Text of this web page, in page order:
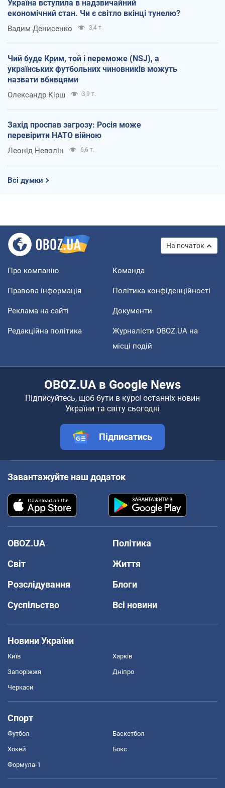
Україна вступила в надзвичайний
економічний стан. Чи є світло вкінці тунелю?
Вадим Денисенко 3,4 т.
Чий буде Крим, той і переможе (NSJ), а
українських футбольних чиновників можуть
назвати вбивцями
Олександр Кірш 3,9 т.
Захід проспав загрозу: Росія може
перевірити НАТО війною
Леонід Невзлін 6,6 т.
Всі думки
На початок
Про компанію Команда
Правова інформація Політика конфіденційності
Реклама на сайті Документи
Редакційна політика
Журналісти OBOZ.UA на
місці подій
OBOZ.UA в Google News
Підписуйтесь, щоб бути в курсі останніх новин
України та світу сьогодні
Підписатись
Завантажуйте наш додаток
OBOZ.UA
Політика
Світ
Життя
Розслідування
Блоги
Суспільство
Всі новини
Новини України
Київ Харків
Запоріжжя Дніпро
Черкаси
Спорт
Футбол Баскетбол
Хокей Бокс
Формула-1